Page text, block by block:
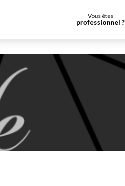
Vous êtes
professionnel ?